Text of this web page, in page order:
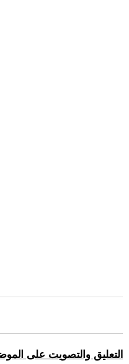
التعليق والتصويت على